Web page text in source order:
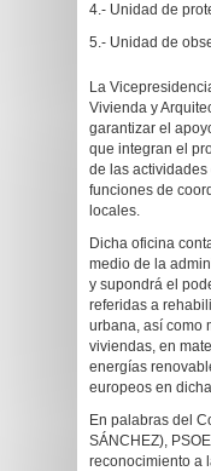
4.- Unidad de
5.- Unidad de
La
Vivienda y
garantizar el
que integran el
de las
funciones de
locales.
Dicha oficina
medio de la
y supondrá el
referidas a
urbana, así como
viviendas, en
energías
europeos en
En palabras del
SÁNCHEZ),
reconocimiento a